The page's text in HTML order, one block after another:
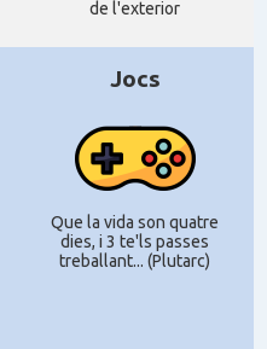
de l'exterior
Jocs
Que la vida son quatre
dies, i 3 te'ls passes
treballant... (Plutarc)